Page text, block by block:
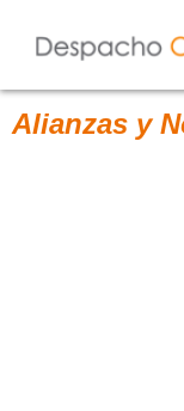
Alianzas y